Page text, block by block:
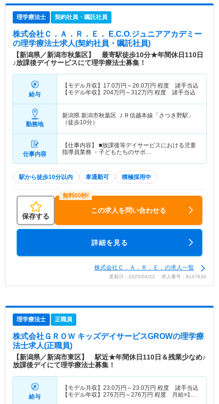
理学療法士 契約社員・嘱託社員
株式会社Ｃ．Ａ．Ｒ．Ｅ． E.C.O.ジュニアアカデミー
の理学療法士求人(契約社員・嘱託社員)
【新潟県／新潟市秋葉区】 最寄駅徒歩10分★年間休日110日
♪放課後デイサービスにて理学療法士募集！
給与
【モデル月収】 17.0万円～26.0万円 程度 諸手当込
【モデル年収】 204万円～312万円 程度 諸手当込
勤務地
新潟県 新潟市秋葉区 ＪＲ信越本線「さつき野駅」
（徒歩10分）
仕事内容
【仕事内容】 ■放課後等デイサービスにおける児童
指導員業務 ・子どもたちのサポ…
駅から徒歩10分以内 車通勤可 積極採用中
保存する
この求人を問い合わせる
詳細を見る
株式会社Ｃ．Ａ．Ｒ．Ｅ．の求人一覧
更新日：2025/04/22 求人番号：9147634
理学療法士 正職員
株式会社ＧＲＯＷ キッズデイサービスGROWの理学療
法士求人(正職員)
【新潟県／新潟市東区】 駅近★年間休日110日＆残業少なめ♪
放課後デイにて理学療法士募集！
給与
【モデル月収】 23.0万円～23.0万円 程度 諸手当込
【モデル年収】 276万円～276万円 程度 月給×12